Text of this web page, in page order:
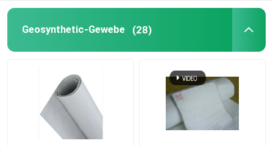
Geosynthetic-Gewebe (28)